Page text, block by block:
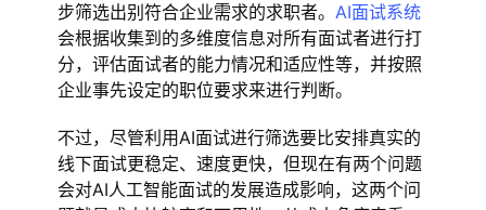
步筛选出别符合企业需求的求职者。 AI面试系统
会根据收集到的多维度信息对所有面试者进行打
分，评估面试者的能力情况和适应性等，并按照
企业事先设定的职位要求来进行判断。
不过，尽管利用AI面试进行筛选要比安排真实的
线下面试更稳定、速度更快，但现在有两个问题
会对AI人工智能面试的发展造成影响，这两个问